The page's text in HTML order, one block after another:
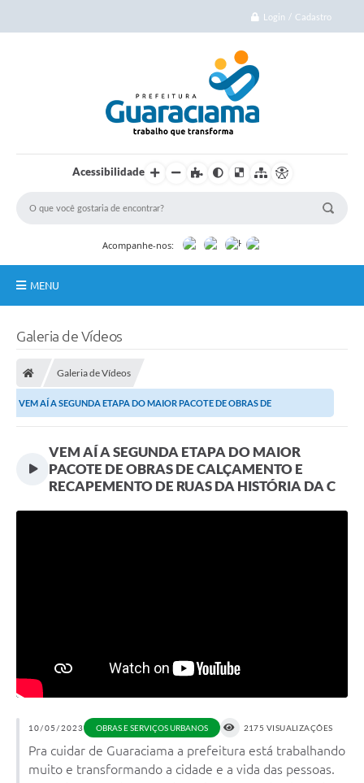
Login / Cadastro
Acessibilidade
Acompanhe-nos:
MENU
Secretarias
Notícias
Transparência
Ouvidoria
Carta de Serviços
Galeria de Vídeos
Galeria de Vídeos
Galeria de Vídeos
VEM AÍ A SEGUNDA ETAPA DO MAIOR PACOTE DE OBRAS DE
VEM AÍ A SEGUNDA ETAPA DO MAIOR
PACOTE DE OBRAS DE CALÇAMENTO E
RECAPEMENTO DE RUAS DA HISTÓRIA DA C
10/05/2023 OBRAS E SERVIÇOS URBANOS 2175 VISUALIZAÇÕES
Pra cuidar de Guaraciama a prefeitura está trabalhando
muito e transformando a cidade e a vida das pessoas.